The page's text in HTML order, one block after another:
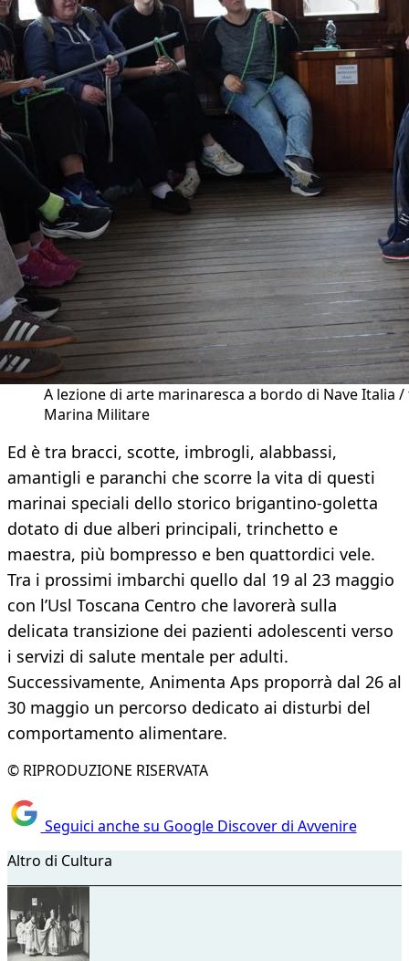
A lezione di arte marinaresca a bordo di Nave Italia
Marina Militare
Ed è tra bracci, scotte, imbrogli, alabbassi,
amantigli e paranchi che scorre la vita di questi
marinai speciali dello storico brigantino-goletta
dotato di due alberi principali, trinchetto e
maestra, più bompresso e ben quattordici vele.
Tra i prossimi imbarchi quello dal 19 al 23 maggio
con l’Usl Toscana Centro che lavorerà sulla
delicata transizione dei pazienti adolescenti verso
i servizi di salute mentale per adulti.
Successivamente, Animenta Aps proporrà dal 26 al
30 maggio un percorso dedicato ai disturbi del
comportamento alimentare.
© RIPRODUZIONE RISERVATA
Seguici anche su Google Discover di Avvenire
Altro di Cultura